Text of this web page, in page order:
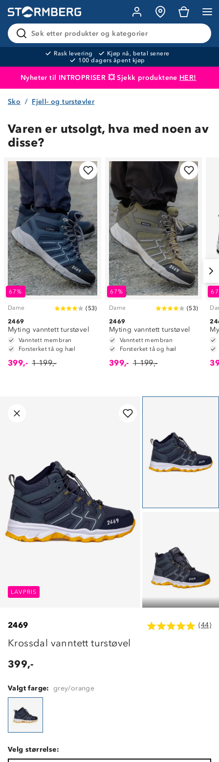
Søk etter produkter og kategorier
Rask levering
Kjøp nå, betal senere
100 dagers åpent kjøp
Nyheter til INTROPRISER 💥 Sjekk produktene HER!
Produktet er lagt i handlekurven
Sko Fjell- og turstøvler
Varen er utsolgt, hva med noen av
disse?
67%
Dame (53)
2469
Myting vanntett turstøvel
Vanntett membran
Forsterket tå og hæl
399,- 1 199,-
67%
Dame (53)
2469
Myting vanntett turstøvel
Vanntett membran
Forsterket tå og hæl
399,- 1 199,-
LAVPRIS
LAVPRIS
2469 (44)
Krossdal vanntett turstøvel
399,-
Valgt farge: grey/orange
Velg størrelse: